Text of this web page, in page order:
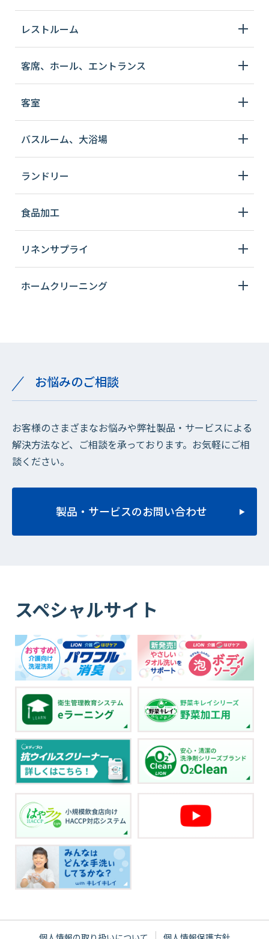
レストルーム
客席、ホール、エントランス
客室
バスルーム、大浴場
ランドリー
食品加工
リネンサプライ
ホームクリーニング
お悩みのご相談
お客様のさまざまなお悩みや弊社製品・サービスによる
解決方法など、ご相談を承っております。お気軽にご相
談ください。
製品・サービスのお問い合わせ
スペシャルサイト